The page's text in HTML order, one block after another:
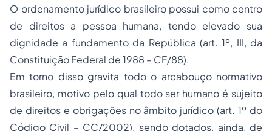
O ordenamento jurídico brasileiro possui como centro
de direitos a pessoa humana, tendo elevado sua
dignidade a fundamento da República (art. 1º, III, da
Constituição Federal de 1988 – CF/88).
Em torno disso gravita todo o arcabouço normativo
brasileiro, motivo pelo qual todo ser humano é sujeito
de direitos e obrigações no âmbito jurídico (art. 1º do
Código Civil – CC/2002), sendo dotados, ainda, de